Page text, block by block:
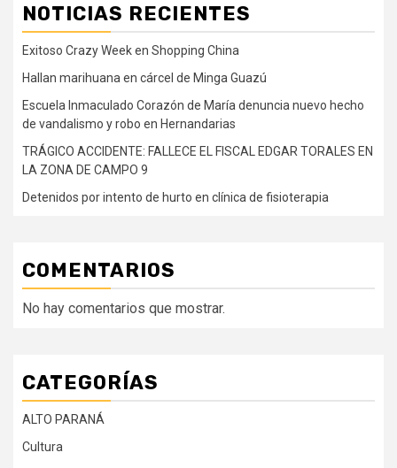
NOTICIAS RECIENTES
Exitoso Crazy Week en Shopping China
Hallan marihuana en cárcel de Minga Guazú
Escuela Inmaculado Corazón de María denuncia nuevo hecho
de vandalismo y robo en Hernandarias
TRÁGICO ACCIDENTE: FALLECE EL FISCAL EDGAR TORALES EN
LA ZONA DE CAMPO 9
Detenidos por intento de hurto en clínica de fisioterapia
COMENTARIOS
No hay comentarios que mostrar.
CATEGORÍAS
ALTO PARANÁ
Cultura